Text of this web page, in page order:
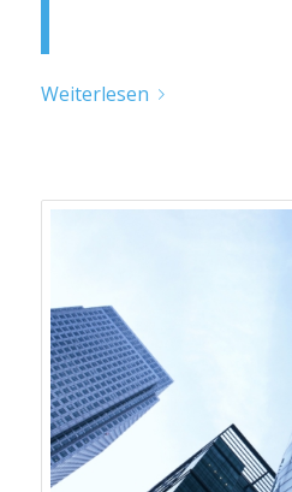
Weiterlesen